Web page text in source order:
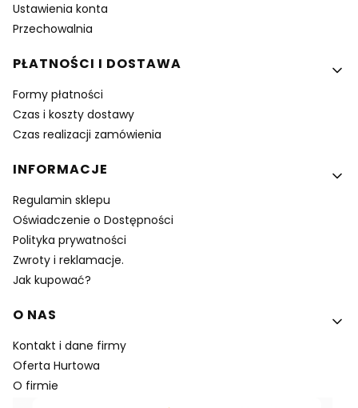
Ustawienia konta
Przechowalnia
PŁATNOŚCI I DOSTAWA
Formy płatności
Czas i koszty dostawy
Czas realizacji zamówienia
INFORMACJE
Regulamin sklepu
Oświadczenie o Dostępności
Polityka prywatności
Zwroty i reklamacje.
Jak kupować?
O NAS
Kontakt i dane firmy
Oferta Hurtowa
O firmie